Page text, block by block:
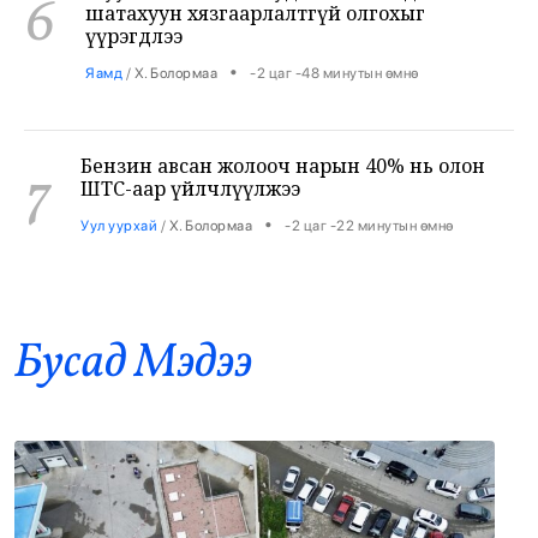
Яамд/Х. Болормаа • -2 цаг -48 минутын өмнө
7
ШТС-аар үйлчлүүлжээ
Уул уурхай /Х. Болормаа • -2 цаг -22 минутын өмнө
9
бизнес эрхлэхэд таатай нөхцөл бүрдэнэ
Нийслэл/ Б. Ариунаа • -1 цаг -31 минутын өмнө
Бусад Mэдээ